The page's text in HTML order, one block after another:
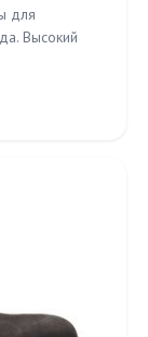
для
Высокий